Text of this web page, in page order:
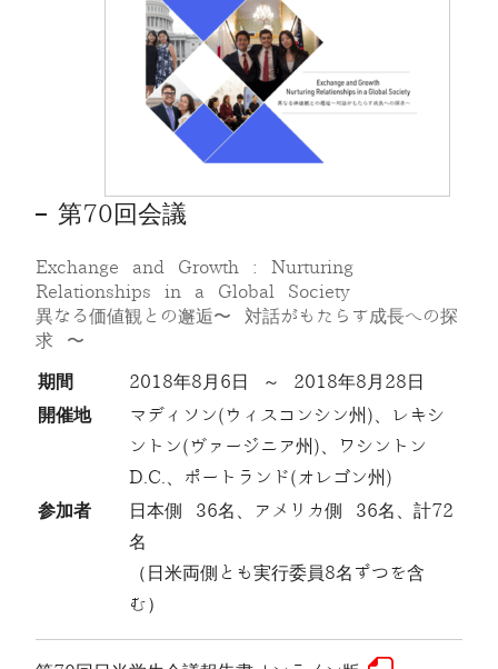
第70回会議
Exchange and Growth : Nurturing
Relationships in a Global Society
異なる価値観との邂逅〜 対話がもたらす成長への探
求 〜
期間
2018年8月6日 ～ 2018年8月28日
開催地
マディソン(ウィスコンシン州)、レキシ
ントン(ヴァージニア州)、ワシントン
D.C.、ポートランド(オレゴン州)
参加者
日本側 36名、アメリカ側 36名、計72
名
（日米両側とも実行委員8名ずつを含
む）